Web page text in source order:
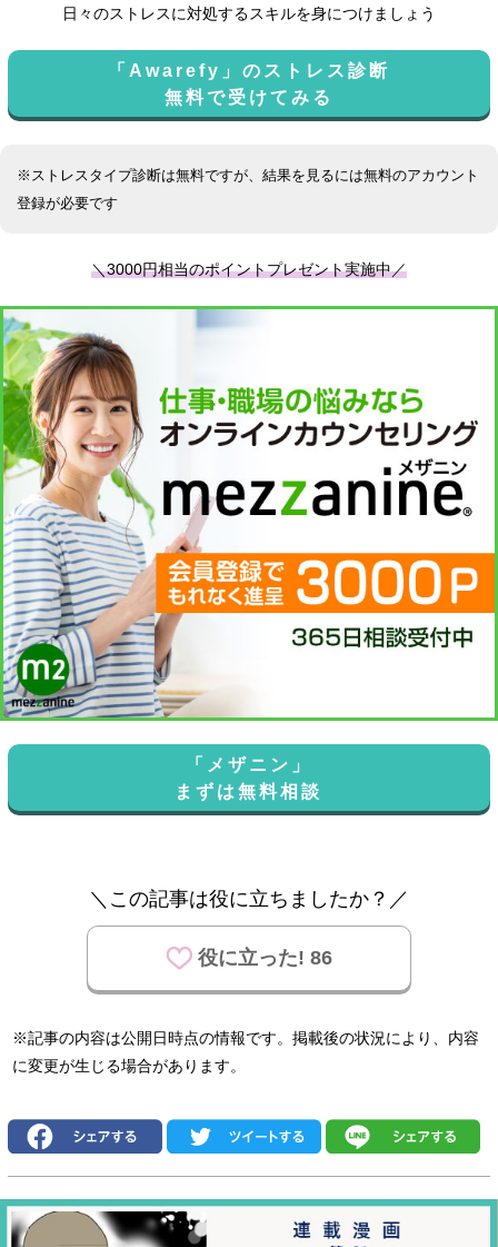
日々のストレスに対処するスキルを身につけましょう
「Awarefy」のストレス診断
無料で受けてみる
※ストレスタイプ診断は無料ですが、結果を見るには無料のアカウント
登録が必要です
＼3000円相当のポイントプレゼント実施中／
「メザニン」
まずは無料相談
＼この記事は役に立ちましたか？／
役に立った! 86
※記事の内容は公開日時点の情報です。掲載後の状況により、内容
に変更が生じる場合があります。